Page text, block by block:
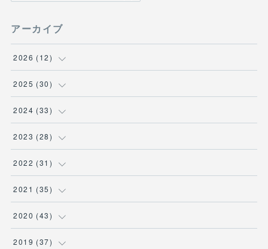
アーカイブ
2026 (12)
(3)
(1)
(2)
( 1 )
2025 (30)
(5)
(3)
(2 )
( 4)
2024 (33)
(5)
(1 )
(2)
( 6 )
2023 (28)
(3 )
(2)
(2)
(3)
2022 (31 )
(1)
(3)
(3)
2021 (35)
(1)
(4)
2020 (43)
(3)
2019 (37)